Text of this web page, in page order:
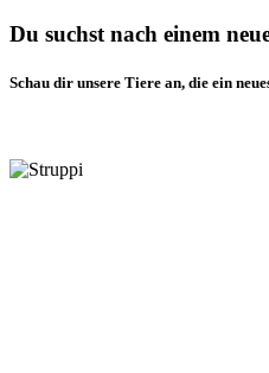
Du suchst nach einem
Schau dir unsere Tiere an, die ein